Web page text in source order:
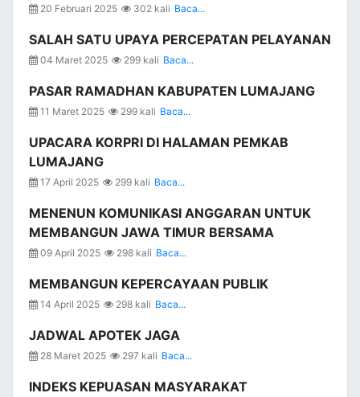
20 Februari 2025 302 kali Baca...
SALAH SATU UPAYA PERCEPATAN PELAYANAN
04 Maret 2025 299 kali Baca...
PASAR RAMADHAN KABUPATEN LUMAJANG
11 Maret 2025 299 kali Baca...
UPACARA KORPRI DI HALAMAN PEMKAB
LUMAJANG
17 April 2025 299 kali Baca...
MENENUN KOMUNIKASI ANGGARAN UNTUK
MEMBANGUN JAWA TIMUR BERSAMA
09 April 2025 298 kali Baca...
MEMBANGUN KEPERCAYAAN PUBLIK
14 April 2025 298 kali Baca...
JADWAL APOTEK JAGA
28 Maret 2025 297 kali Baca...
INDEKS KEPUASAN MASYARAKAT